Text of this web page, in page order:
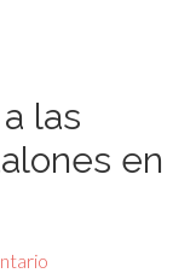
las
en